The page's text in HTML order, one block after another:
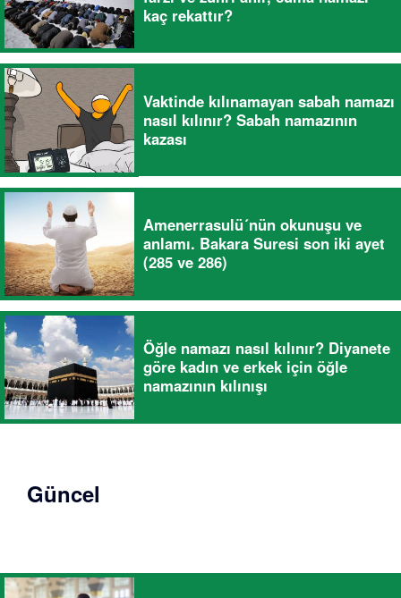
kaç rekattır?
Vaktinde kılınamayan sabah namazı
nasıl kılınır? Sabah namazının
kazası
Amenerrasulü´nün okunuşu ve
anlamı. Bakara Suresi son iki ayet
(285 ve 286)
Öğle namazı nasıl kılınır? Diyanete
göre kadın ve erkek için öğle
namazının kılınışı
Güncel